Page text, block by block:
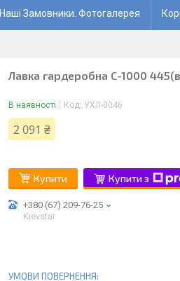
Наші Замовники. Фотогалерея
Лавка гардеробна С-1000
В наявності Код: УХЛ-0046
2 091 ₴
Купити Купити з
+380 (67) 209-76-25
Kievstar